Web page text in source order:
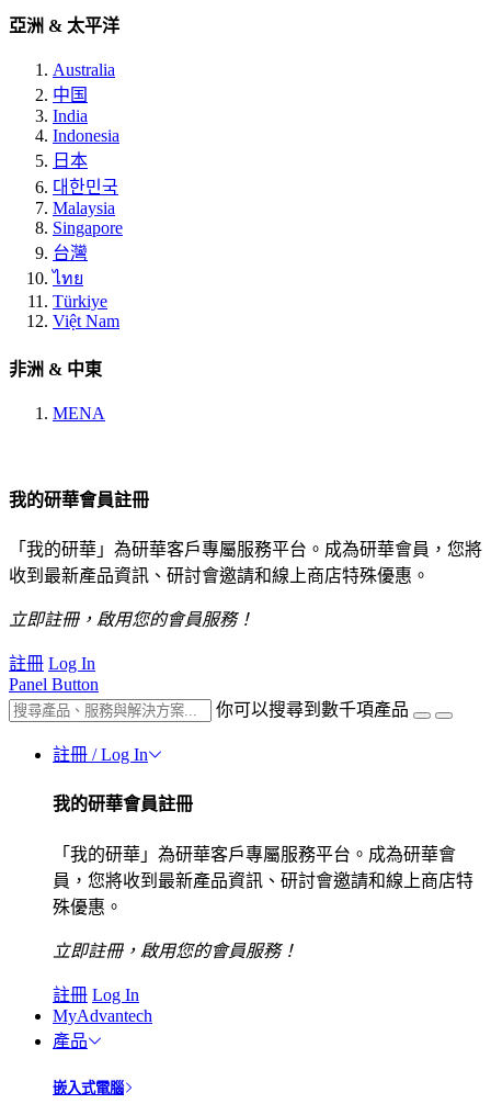
亞洲 & 太平洋
Australia
中国
India
Indonesia
日本
대한민국
Malaysia
Singapore
台灣
ไทย
Türkiye
Việt Nam
非洲 & 中東
MENA
我的研華會員註冊
「我的研華」為研華客戶專屬服務平台。成為研華會員，您將
收到最新產品資訊、研討會邀請和線上商店特殊優惠。
立即註冊，啟用您的會員服務！
註冊 Log In
Panel Button
你可以搜尋到數千項產品
註冊 / Log In
我的研華會員註冊
「我的研華」為研華客戶專屬服務平台。成為研華會
員，您將收到最新產品資訊、研討會邀請和線上商店特
殊優惠。
立即註冊，啟用您的會員服務！
註冊 Log In
MyAdvantech
產品
嵌入式電腦